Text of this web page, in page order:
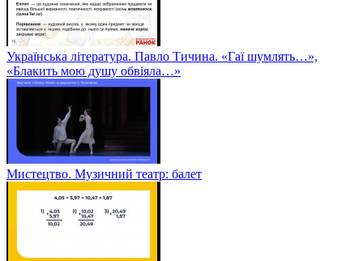
Українська література. Павло Тичина. «Гаї шумлять…»,
«Блакить мою душу обвіяла…»
Мистецтво. Музичний театр: балет